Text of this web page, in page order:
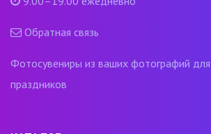
Обратная связь
Фотосувениры из ваших фотографий
праздников